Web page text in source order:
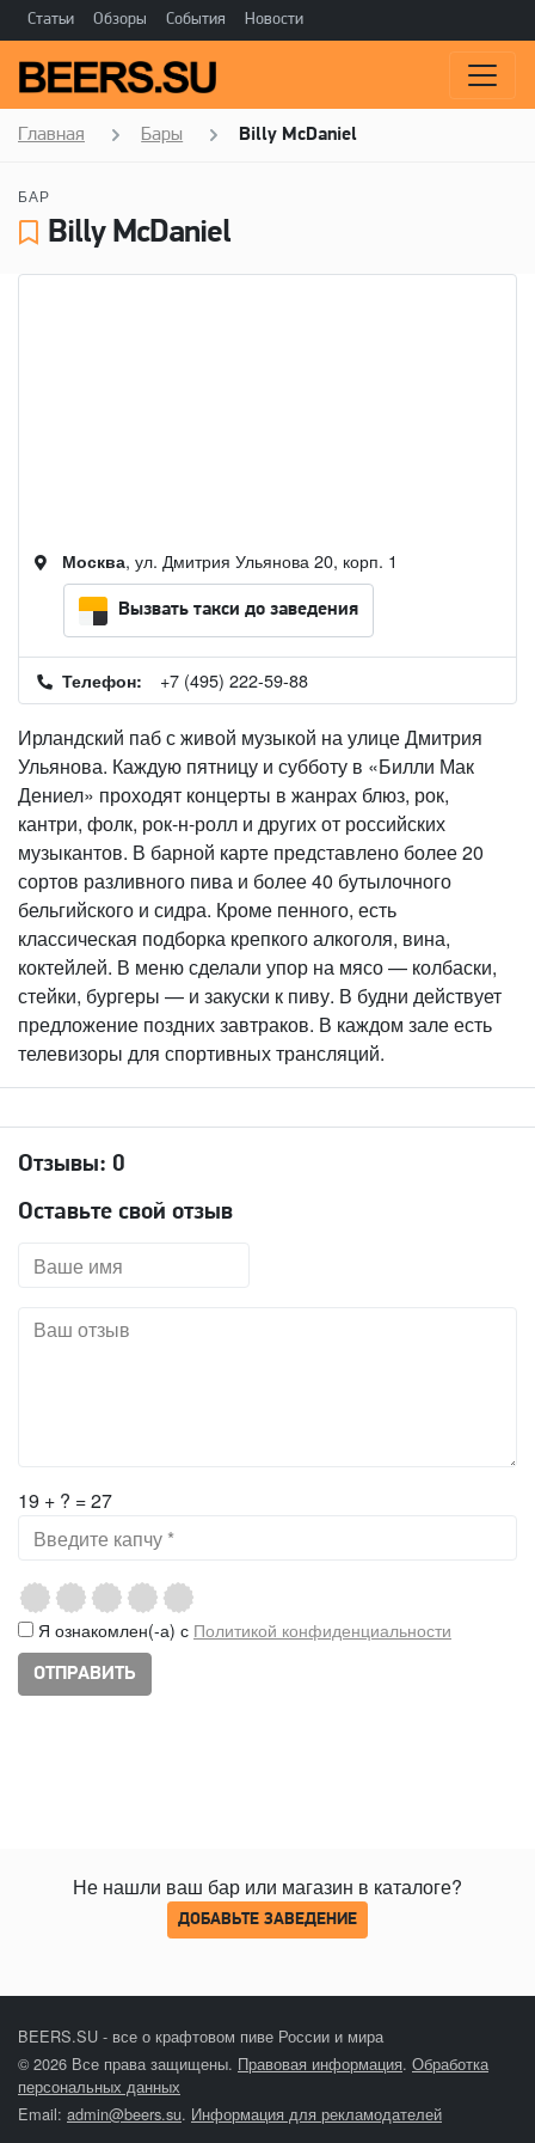
Статьи Обзоры События Новости
Главная Бары Billy McDaniel
БАР
Billy McDaniel
Ирландский паб с живой музыкой на улице Дмитрия
Ульянова. Каждую пятницу и субботу в «Билли Мак
Дениел» проходят концерты в жанрах блюз, рок,
кантри, фолк, рок-н-ролл и других от российских
музыкантов. В барной карте представлено более 20
сортов разливного пива и более 40 бутылочного
бельгийского и сидра. Кроме пенного, есть
классическая подборка крепкого алкоголя, вина,
коктейлей. В меню сделали упор на мясо — колбаски,
стейки, бургеры — и закуски к пиву. В будни действует
предложение поздних завтраков. В каждом зале есть
телевизоры для спортивных трансляций.
Отзывы: 0
Оставьте свой отзыв
19 + ? = 27
Я ознакомлен(-а) с Политикой конфиденциальности
Москва, ул. Дмитрия Ульянова 20, корп. 1
Вызвать такси до заведения
Телефон: +7 (495) 222-59-88
Не нашли ваш бар или магазин в каталоге?
ДОБАВЬТЕ ЗАВЕДЕНИЕ
BEERS.SU - все о крафтовом пиве России и мира
© 2026 Все права защищены. Правовая информация. Обработка
персональных данных
Email: admin@beers.su. Информация для рекламодателей